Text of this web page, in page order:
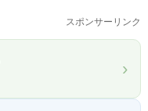
スポンサーリンク
›